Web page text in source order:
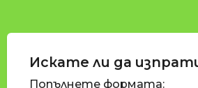
Искате ли да
Попълнете формата: